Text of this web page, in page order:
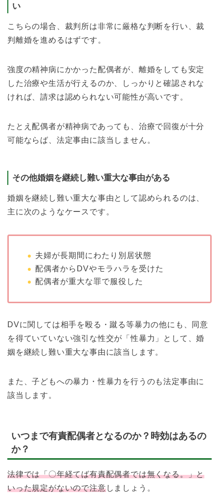
い
こちらの場合、裁判所は非常に厳格な判断を行い、裁
判離婚を進めるはずです。
強度の精神病にかかった配偶者が、離婚をしても安定
した治療や生活が行えるのか、しっかりと確認されな
ければ、請求は認められない可能性が高いです。
たとえ配偶者が精神病であっても、治療で回復が十分
可能ならば、法定事由に該当しません。
その他婚姻を継続し難い重大な事由がある
婚姻を継続し難い重大な事由として認められるのは、
主に次のようなケースです。
夫婦が長期間にわたり別居状態
配偶者からDVやモラハラを受けた
配偶者が重大な罪で服役した
DVに関しては相手を殴る・蹴る等暴力の他にも、同意
を得ていていない強引な性交が「性暴力」として、婚
姻を継続し難い重大な事由に該当します。
また、子どもへの暴力・性暴力を行うのも法定事由に
該当します。
いつまで有責配偶者となるのか？時効はあるの
か？
法律では「〇年経てば有責配偶者では無くなる。」と
いった規定がないので注意しましょう。